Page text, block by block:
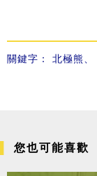
關鍵字： 北極熊
您也可能喜歡